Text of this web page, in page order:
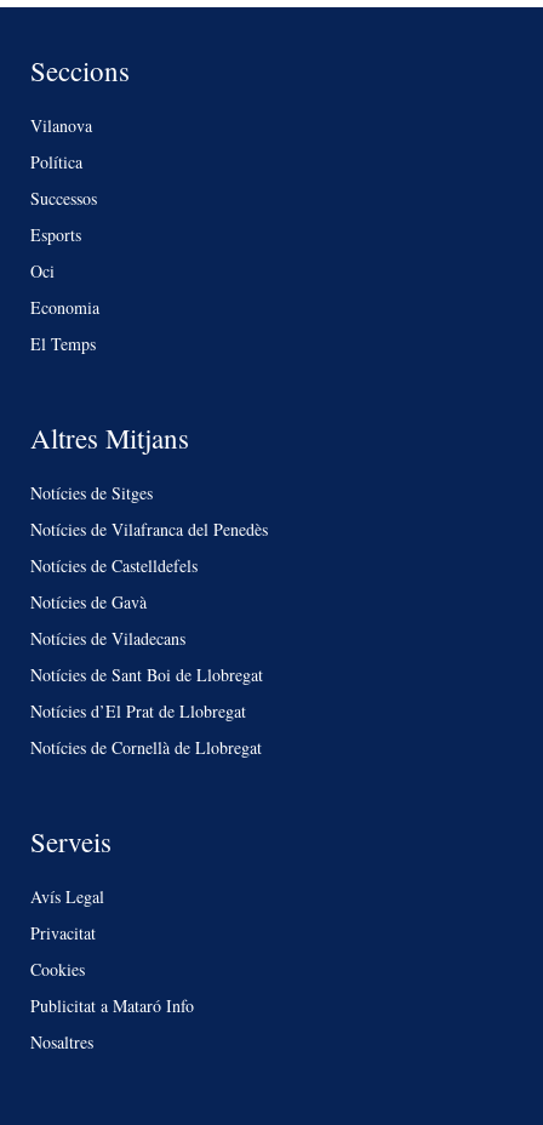
Seccions
Vilanova
Política
Successos
Esports
Oci
Economia
El Temps
Altres Mitjans
Notícies de Sitges
Notícies de Vilafranca del Penedès
Notícies de Castelldefels
Notícies de Gavà
Notícies de Viladecans
Notícies de Sant Boi de Llobregat
Notícies d’El Prat de Llobregat
Notícies de Cornellà de Llobregat
Serveis
Avís Legal
Privacitat
Cookies
Publicitat a Mataró Info
Nosaltres